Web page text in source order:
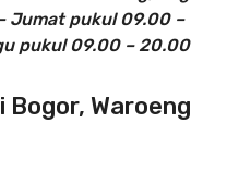
Jumat pukul 09.00 –
pukul 09.00 – 20.00
Waroeng